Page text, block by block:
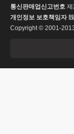
통신판매업신고번호
개인정보 보호책임자
Copyright © 2001-